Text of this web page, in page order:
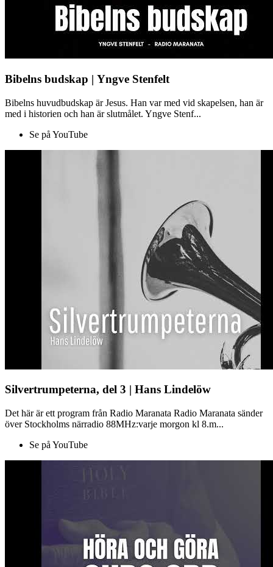
Bibelns budskap | Yngve Stenfelt
Bibelns huvudbudskap är Jesus. Han var med vid skapelsen, han är
med i historien och han är slutmålet. Yngve Stenf...
Se på YouTube
Silvertrumpeterna, del 3 | Hans Lindelöw
Det här är ett program från Radio Maranata Radio Maranata sänder
över Stockholms närradio 88MHz:varje morgon kl 8.m...
Se på YouTube